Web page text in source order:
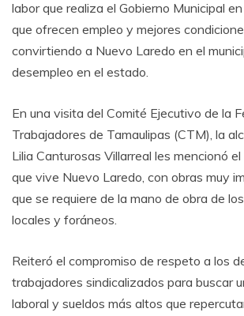
labor que realiza el Gobierno Municipal
que ofrecen empleo y mejores
convirtiendo a Nuevo Laredo en el
desempleo en el estado.
En una visita del Comité Ejecutivo de la
Trabajadores de Tamaulipas (CTM), la
Lilia Canturosas Villarreal les mencionó
que vive Nuevo Laredo, con obras muy
que se requiere de la mano de obra de
locales y foráneos.
Reiteró el compromiso de respeto a los
trabajadores sindicalizados para buscar
laboral y sueldos más altos que